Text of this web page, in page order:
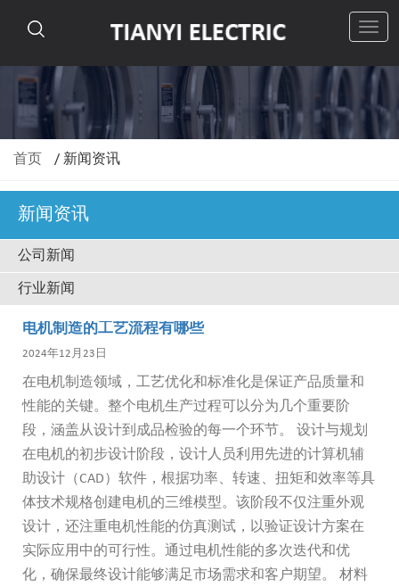
切
导
首页 / 新闻资讯
新闻资讯
公司新闻
行业新闻
电机制造的工艺流程有哪些
2024年12月23日
在电机制造领域，工艺优化和标准化是保证产品质量和
性能的关键。整个电机生产过程可以分为几个重要阶
段，涵盖从设计到成品检验的每一个环节。 设计与规划
在电机的初步设计阶段，设计人员利用先进的计算机辅
助设计（CAD）软件，根据功率、转速、扭矩和效率等具
体技术规格创建电机的三维模型。该阶段不仅注重外观
设计，还注重电机性能的仿真测试，以验证设计方案在
实际应用中的可行性。通过电机性能的多次迭代和优
化，确保最终设计能够满足市场需求和客户期望。 材料